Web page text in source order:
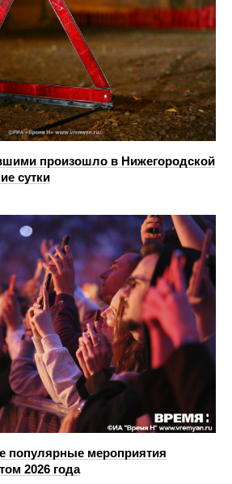
произошло в Нижегородской
сутки
популярные мероприятия
2026 года